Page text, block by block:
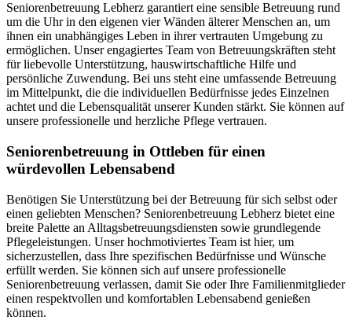
Seniorenbetreuung Lebherz garantiert eine sensible Betreuung rund
um die Uhr in den eigenen vier Wänden älterer Menschen an, um
ihnen ein unabhängiges Leben in ihrer vertrauten Umgebung zu
ermöglichen. Unser engagiertes Team von Betreuungskräften steht
für liebevolle Unterstützung, hauswirtschaftliche Hilfe und
persönliche Zuwendung. Bei uns steht eine umfassende Betreuung
im Mittelpunkt, die die individuellen Bedürfnisse jedes Einzelnen
achtet und die Lebensqualität unserer Kunden stärkt. Sie können auf
unsere professionelle und herzliche Pflege vertrauen.
Senioren­betreuung in Ottleben für einen
würdevollen Lebensabend
Benötigen Sie Unterstützung bei der Betreuung für sich selbst oder
einen geliebten Menschen? Seniorenbetreuung Lebherz bietet eine
breite Palette an Alltagsbetreuungsdiensten sowie grundlegende
Pflegeleistungen. Unser hochmotiviertes Team ist hier, um
sicherzustellen, dass Ihre spezifischen Bedürfnisse und Wünsche
erfüllt werden. Sie können sich auf unsere professionelle
Seniorenbetreuung verlassen, damit Sie oder Ihre Familienmitglieder
einen respektvollen und komfortablen Lebensabend genießen
können.